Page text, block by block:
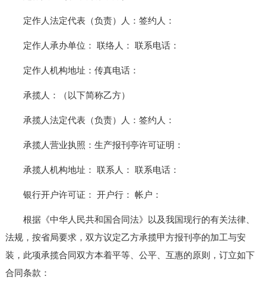
定作人法定代表（负责）人：签约人：
定作人承办单位： 联络人： 联系电话：
定作人机构地址：传真电话：
承揽人：（以下简称乙方）
承揽人法定代表（负责）人：签约人：
承揽人营业执照：生产报刊亭许可证明：
承揽人机构地址： 联系人： 联系电话：
银行开户许可证： 开户行： 帐户：
根据《中华人民共和国合同法》以及我国现行的有关法律、
法规，按省局要求，双方议定乙方承揽甲方报刊亭的加工与安
装，此项承揽合同双方本着平等、公平、互惠的原则，订立如下
合同条款：